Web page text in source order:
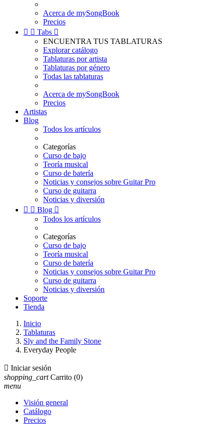
Acerca de mySongBook
Precios
  Tabs 
ENCUENTRA TUS TABLATURAS
Explorar catálogo
Tablaturas por artista
Tablaturas por género
Todas las tablaturas
Acerca de mySongBook
Precios
Artistas
Blog
Todos los artículos
Categorías
Curso de bajo
Teoría musical
Curso de batería
Noticias y consejos sobre Guitar Pro
Curso de guitarra
Noticias y diversión
  Blog 
Todos los artículos
Categorías
Curso de bajo
Teoría musical
Curso de batería
Noticias y consejos sobre Guitar Pro
Curso de guitarra
Noticias y diversión
Soporte
Tienda
Inicio
Tablaturas
Sly and the Family Stone
Everyday People
 Iniciar sesión
shopping_cart Carrito (0)
menu
Visión general
Catálogo
Precios